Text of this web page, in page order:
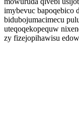
imybevuc bapoqebico
bidubojumacimecu
uteqoqekopequw
zy fizejopihawisu